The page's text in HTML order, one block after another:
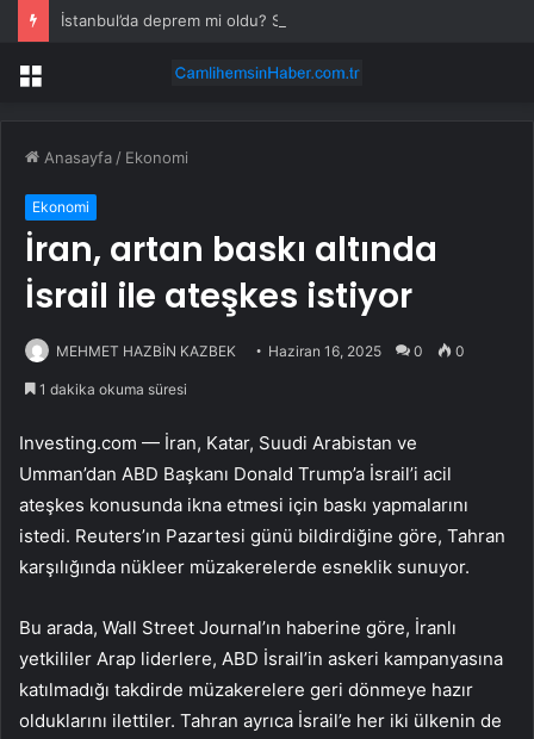
Menü
Anasayfa / Ekonomi
Ekonomi
İran, artan baskı altında
İsrail ile ateşkes istiyor
MEHMET HAZBİN KAZBEK Haziran 16, 2025 0 0
1 dakika okuma süresi
Investing.com — İran, Katar, Suudi Arabistan ve
Umman’dan ABD Başkanı Donald Trump’a İsrail’i acil
ateşkes konusunda ikna etmesi için baskı yapmalarını
istedi. Reuters’ın Pazartesi günü bildirdiğine göre, Tahran
karşılığında nükleer müzakerelerde esneklik sunuyor.
Bu arada, Wall Street Journal’ın haberine göre, İranlı
yetkililer Arap liderlere, ABD İsrail’in askeri kampanyasına
katılmadığı takdirde müzakerelere geri dönmeye hazır
olduklarını ilettiler. Tahran ayrıca İsrail’e her iki ülkenin de